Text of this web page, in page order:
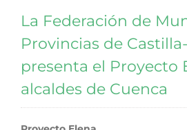
La Federación de
Provincias de
presenta el Proyecto
alcaldes de Cuenca